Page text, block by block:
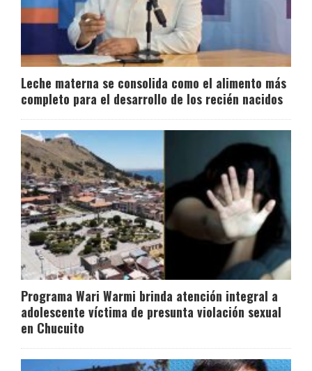
Leche materna se consolida como el alimento más
completo para el desarrollo de los recién nacidos
Programa Wari Warmi brinda atención integral a
adolescente víctima de presunta violación sexual
en Chucuito